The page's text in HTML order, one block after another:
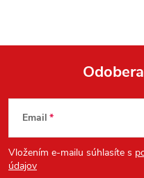
Z
á
Email
Vložením e-mailu súhlasíte s
údajov